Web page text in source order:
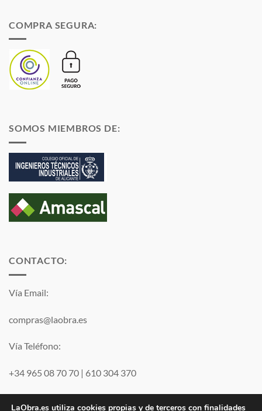
COMPRA SEGURA:
SOMOS MIEMBROS DE:
CONTACTO:
Vía Email:
compras@laobra.es
Vía Teléfono:
+34 965 08 70 70 | 610 304 370
LaObra.es utiliza cookies propias y de terceros con finalidades